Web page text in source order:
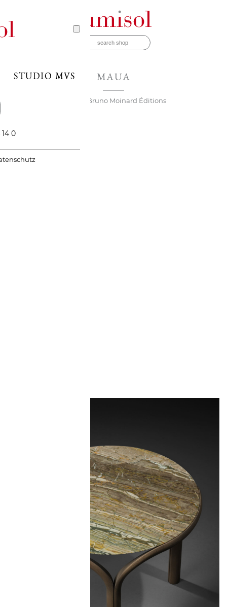
STUDIO MVS
0
MAUA
› Bruno Moinard Éditions